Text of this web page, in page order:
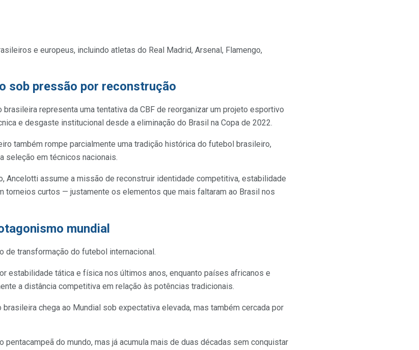
e europeus, incluindo atletas do Real Madrid, Arsenal, Flamengo,
sob pressão por reconstrução
representa uma tentativa da CBF de reorganizar um projeto esportivo
e desgaste institucional desde a eliminação do Brasil na Copa de 2022.
também rompe parcialmente uma tradição histórica do futebol brasileiro,
seleção em técnicos nacionais.
Ancelotti assume a missão de reconstruir identidade competitiva, estabilidade
torneios curtos — justamente os elementos que mais faltaram ao Brasil nos
mundial
de transformação do futebol internacional.
estabilidade tática e física nos últimos anos, enquanto países africanos e
a distância competitiva em relação às potências tradicionais.
brasileira chega ao Mundial sob expectativa elevada, mas também cercada por
pentacampeã do mundo, mas já acumula mais de duas décadas sem conquistar